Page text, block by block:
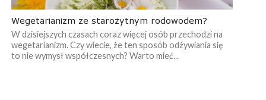
Wegetarianizm ze starożytnym rodowodem?
W dzisiejszych czasach coraz więcej osób przechodzi na
wegetarianizm. Czy wiecie, że ten sposób odżywiania się
to nie wymysł współczesnych? Warto mieć...